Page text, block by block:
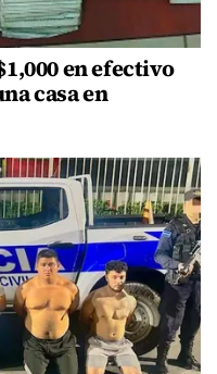
en efectivo
casa en